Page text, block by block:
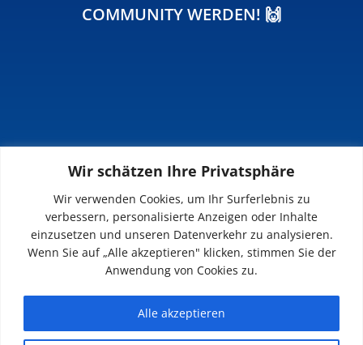
Wir schätzen Ihre Privatsphäre
Wir verwenden Cookies, um Ihr Surferlebnis zu
verbessern, personalisierte Anzeigen oder Inhalte
einzusetzen und unseren Datenverkehr zu analysieren.
Wenn Sie auf „Alle akzeptieren" klicken, stimmen Sie der
Anwendung von Cookies zu.
Alle akzeptieren
COMMUNITY WERDEN! 🙌
INFOS
Impressum
Datenschutz
Kontakt